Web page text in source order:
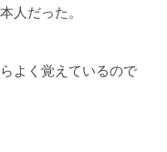
人だった。
よく覚えているので